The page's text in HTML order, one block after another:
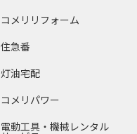
コメリリフォーム
住急番
灯油宅配
コメリパワー
電動工具・機械レンタル